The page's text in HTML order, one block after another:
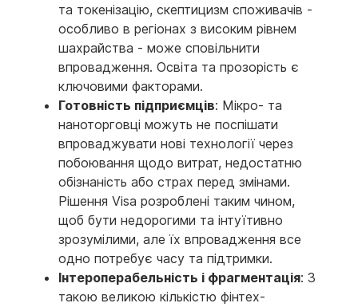
та токенізацію, скептицизм споживачів -
особливо в регіонах з високим рівнем
шахрайства - може сповільнити
впровадження. Освіта та прозорість є
ключовими факторами.
Готовність підприємців: Мікро- та
наноторговці можуть не поспішати
впроваджувати нові технології через
побоювання щодо витрат, недостатню
обізнаність або страх перед змінами.
Рішення Visa розроблені таким чином,
щоб бути недорогими та інтуїтивно
зрозумілими, але їх впровадження все
одно потребує часу та підтримки.
Інтероперабельність і фрагментація: З
такою великою кількістю фінтех-